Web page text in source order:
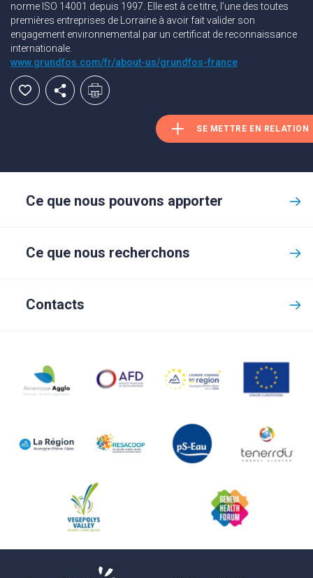
norme ISO 14001 depuis 1997. Elle est à ce titre, l’une des toutes
premières entreprises de Lorraine à avoir fait valider son
engagement environnemental par un certificat de reconnaissance
internationale.
www.grundfos.com/fr/about-us/grundfos-france
SE METTRE EN RELATION
Ce que nous pouvons apporter
Ce que nous recherchons
Contacts